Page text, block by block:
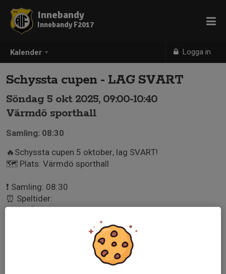
Kalender Logga in
Innebandy
Innebandy F2017
Schyssta cupen - LAG SVART
Söndag 5 okt 2025, 09:00-10:40
Värmdö sporthall
Samling: 08:30
🔥Schyssta cupen 5 oktober, lag SVART!
🗺️ Plats: Värmdö sporthall
❗️ Samling: 08:30
⏰ Speltider:
09.00 Älta IF SVART - Nacka IBK F-2017 1
09.40 Älta IF SVART - Värmdö IF F2017
10.20 Älta IF SVART - Värmdö IF F18 Vit
📞 Ledare: Robin +46 70 380 43 25
👟Medtag: Svarta strumpor, svarta shorts,